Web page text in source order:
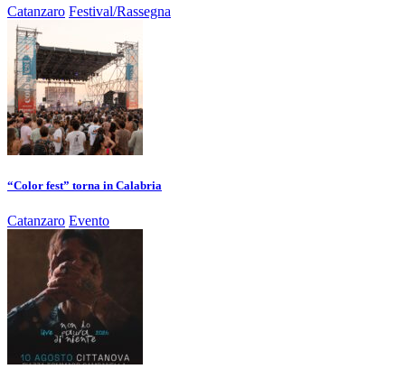
Catanzaro Festival/Rassegna
“Color fest” torna in Calabria
Catanzaro Evento